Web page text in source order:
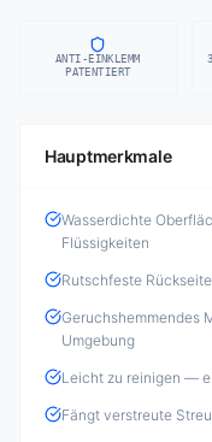
ANTI-EINKLEMM
PATENTIERT
Hauptmerkmale
Wasserdichte
Flüssigkeiten
Rutschfeste
Geruchshemmendes
Umgebung
Leicht zu reinigen —
Fängt verstreute